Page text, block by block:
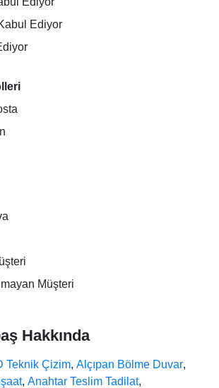
Ediyor
Müşteri
Hakkında
Teknik Çizim, Alçıpan Bölme Duvar,
, Anahtar Teslim Tadilat,